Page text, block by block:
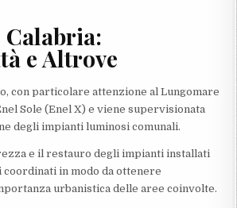
Calabria:
e Altrove
con particolare attenzione al Lungomare
Sole (Enel X) e viene supervisionata
degli impianti luminosi comunali.
e il restauro degli impianti installati
coordinati in modo da ottenere
urbanistica delle aree coinvolte.